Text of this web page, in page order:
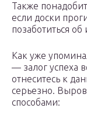
Также
если доски
позаботиться
Как уже
— залог успеха
отнеситесь к
серьезно.
способами: